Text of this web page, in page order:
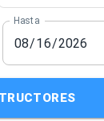
Hasta